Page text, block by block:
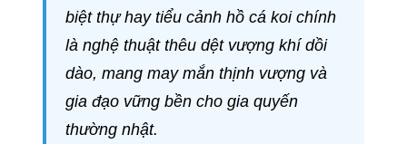
biệt thự hay tiểu cảnh hồ cá koi chính
là nghệ thuật thêu dệt vượng khí dồi
dào, mang may mắn thịnh vượng và
gia đạo vững bền cho gia quyến
thường nhật.